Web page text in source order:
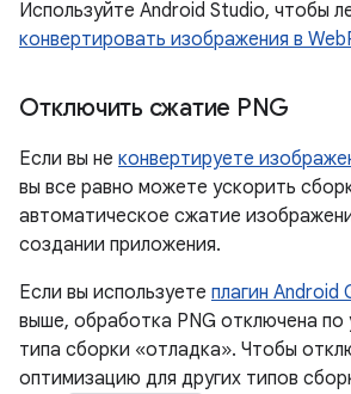
Используйте Android Studio, чтобы
конвертировать изображения в
Отключить сжатие PNG
Если вы не конвертируете
вы все равно можете ускорить
автоматическое сжатие
создании приложения.
Если вы используете плагин Android
выше, обработка PNG отключена по
типа сборки «отладка». Чтобы
оптимизацию для других типов